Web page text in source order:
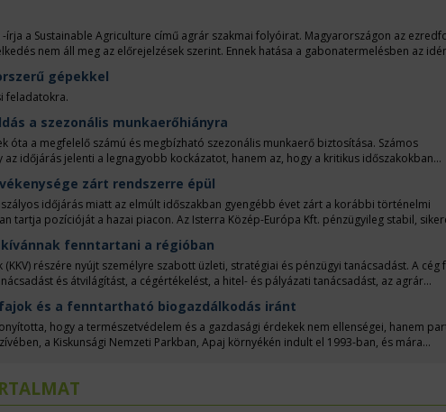
írja a Sustainable Agriculture című agrár szakmai folyóirat. Magyarországon az
nem áll meg az előrejelzések szerint. Ennek hatása a gabonatermelésben az
gépekkel
feladatokra.
a szezonális munkaerőhiányra
óta a megfelelő számú és megbízható szezonális munkaerő biztosítása. Számos
időjárás jelenti a legnagyobb kockázatot, hanem az, hogy a kritikus időszakokban
zárt rendszerre épül
időjárás miatt az elmúlt időszakban gyengébb évet zárt a korábbi történelmi
tartja pozícióját a hazai piacon. Az Isterra Közép-Európa Kft. pénzügyileg stabil,
fenntartani a régióban
részére nyújt személyre szabott üzleti, stratégiai és pénzügyi tanácsadást. A cég
és átvilágítást, a cégértékelést, a hitel- és pályázati tanácsadást, az agrár
is. A cégalapító és tulajdonos Kovács Viktor Zoltán, aki egyben a cég szakmai arca és
és a fenntartható biogazdálkodás iránt
hogy a természetvédelem és a gazdasági érdekek nem ellenségei, hanem
a Kiskunsági Nemzeti Parkban, Apaj környékén indult el 1993-ban, és mára